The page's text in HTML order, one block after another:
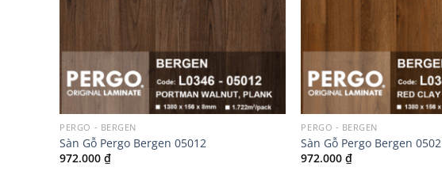
PERGO - BERGEN
Sàn Gỗ Pergo Bergen 05012
972.000₫
PERGO - BERGEN
Sàn Gỗ Pergo Bergen
972.000₫